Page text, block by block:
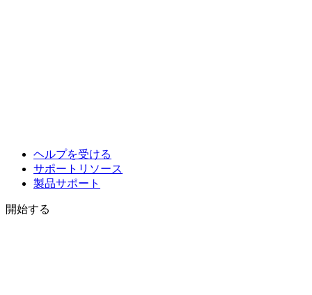
ヘルプを受ける
サポートリソース
製品サポート
開始する